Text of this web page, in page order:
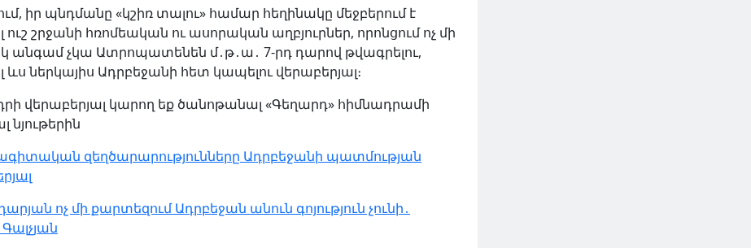
իր պնդմանը «կշիռ տալու» համար հեղինակը մեջբերում է
ուշ շրջանի հռոմեական ու ասորական աղբյուրներ, որոնցում ոչ մի
անգամ չկա Ատրոպատենեն մ․թ․ա․ 7-րդ դարով թվագրելու,
ևս ներկայիս Ադրբեջանի հետ կապելու վերաբերյալ։
վերաբերյալ կարող եք ծանոթանալ «Գեղարդ» հիմնադրամի
նյութերին
զեղծարարությունները Ադրբեջանի պատմության
ոչ մի քարտեզում Ադրբեջան անուն գոյություն չունի․